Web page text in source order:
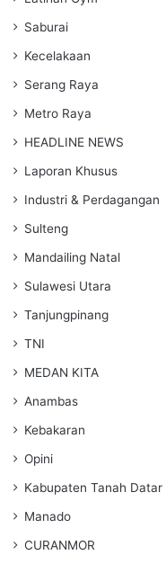
Saburai
Kecelakaan
Serang Raya
Metro Raya
HEADLINE NEWS
Laporan Khusus
Industri & Perdagangan
Sulteng
Mandailing Natal
Sulawesi Utara
Tanjungpinang
TNI
MEDAN KITA
Anambas
Kebakaran
Opini
Kabupaten Tanah Datar
Manado
CURANMOR